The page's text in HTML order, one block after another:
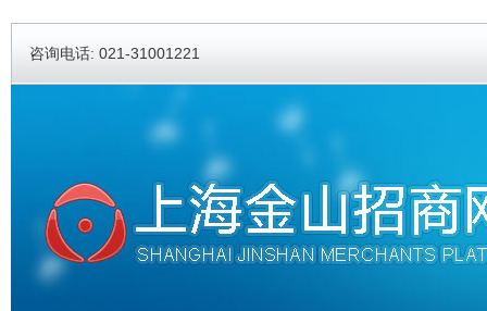
咨询电话: 021-31001221